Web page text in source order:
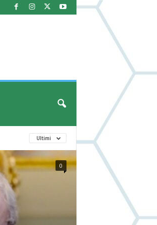
Ultimi
0